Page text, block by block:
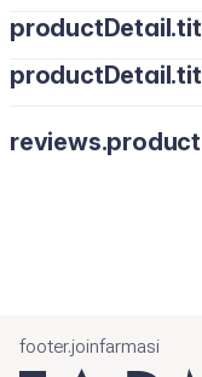
Para uso externo
fuera del alcance de
footer.joinfarmasi